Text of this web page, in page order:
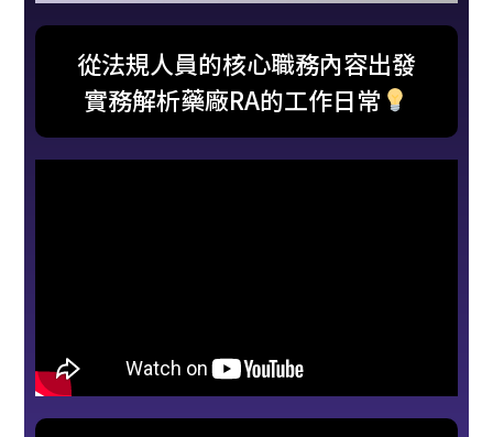
從法規人員的核心職務內容出發
實務解析藥廠RA的工作日常